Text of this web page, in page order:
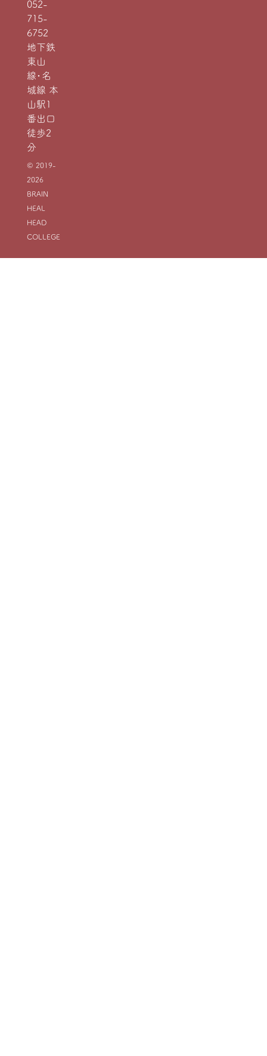
052-
715-
6752
地下鉄
東山
線・名
城線 本
山駅1
番出口
徒歩2
分
© 2019-
2026
BRAIN
HEAL
HEAD
COLLEGE